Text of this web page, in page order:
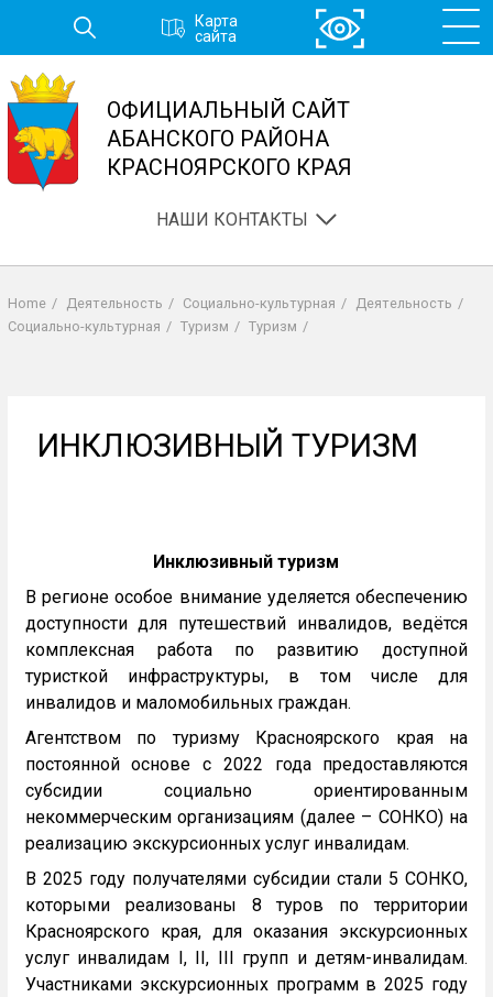
основному
содержанию
Карта
сайта
ОФИЦИАЛЬНЫЙ САЙТ
АБАНСКОГО РАЙОНА
КРАСНОЯРСКОГО КРАЯ
НАШИ КОНТАКТЫ
Строка
Home / Деятельность / Социально-культурная / Деятельность /
Социально-культурная / Туризм / Туризм /
ИНКЛЮЗИВНЫЙ ТУРИЗМ
Инклюзивный туризм
В регионе особое внимание уделяется обеспечению
доступности для путешествий инвалидов, ведётся
комплексная работа по развитию доступной
туристкой инфраструктуры, в том числе для
инвалидов и маломобильных граждан.
Агентством по туризму Красноярского края на
постоянной основе с 2022 года предоставляются
субсидии социально ориентированным
некоммерческим организациям (далее – СОНКО) на
реализацию экскурсионных услуг инвалидам.
В 2025 году получателями субсидии стали 5 СОНКО,
которыми реализованы 8 туров по территории
Красноярского края, для оказания экскурсионных
услуг инвалидам I, II, III групп и детям-инвалидам.
Участниками экскурсионных программ в 2025 году